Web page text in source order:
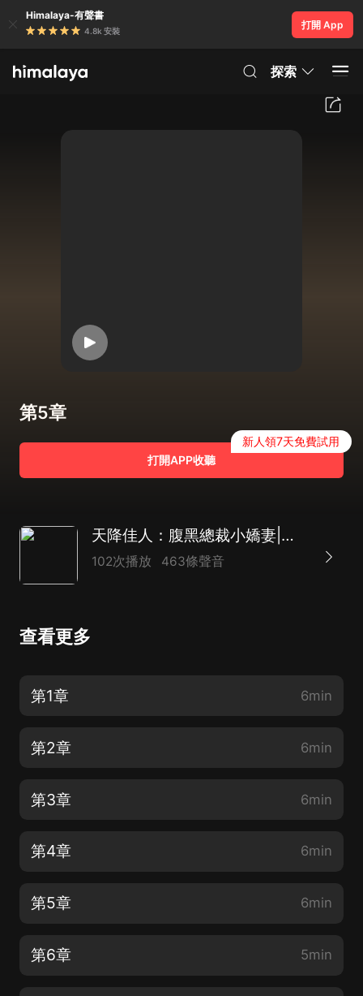
Himalaya-有聲書
4.8k 安裝
打開 App
探索
第5章
打開APP收聽
新人領7天免費試用
天降佳人：腹黑總裁小嬌妻|霸道|總裁|AI多播
102次播放 463條聲音
查看更多
第1章 6min
第2章 6min
第3章 6min
第4章 6min
第5章 6min
第6章 5min